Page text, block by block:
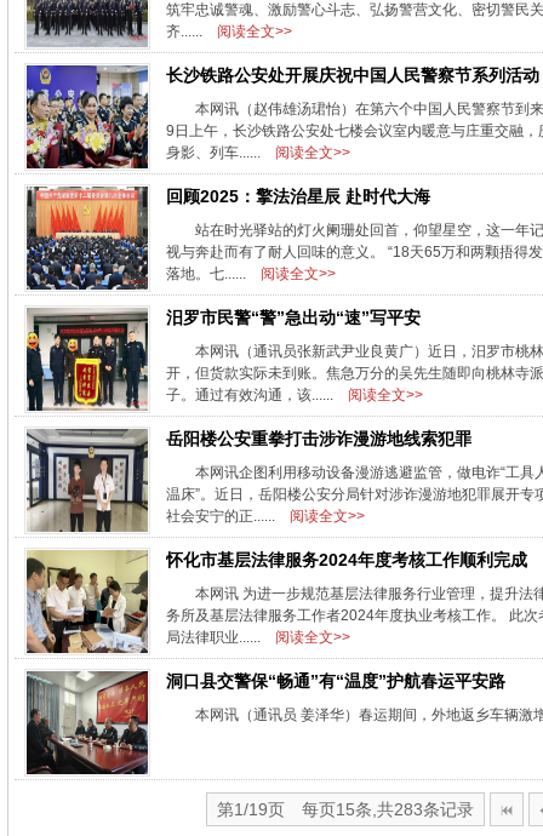
筑牢忠诚警魂、激励警心斗志、弘扬警营文化、密切警民
齐......
阅读全文>>
长沙铁路公安处开展庆祝中国人民警察节系列活动
本网讯（赵伟雄汤珺怡）在第六个中国人民警察节到
9日上午，长沙铁路公安处七楼会议室内暖意与庄重交融
身影、列车......
阅读全文>>
回顾2025：擎法治星辰 赴时代大海
站在时光驿站的灯火阑珊处回首，仰望星空，这一年
视与奔赴而有了耐人回味的意义。 “18天65万和两颗捂得
落地。七......
阅读全文>>
汨罗市民警“警”急出动“速”写平安
本网讯（通讯员张新武尹业良黄广）近日，汨罗市桃
开，但货款实际未到账。焦急万分的吴先生随即向桃林寺
子。通过有效沟通，该......
阅读全文>>
岳阳楼公安重拳打击涉诈漫游地线索犯罪
本网讯企图利用移动设备漫游逃避监管，做电诈“工
温床”。近日，岳阳楼公安分局针对涉诈漫游地犯罪展开
社会安宁的正......
阅读全文>>
怀化市基层法律服务2024年度考核工作顺利完成
本网讯 为进一步规范基层法律服务行业管理，提升
务所及基层法律服务工作者2024年度执业考核工作。 此
局法律职业......
阅读全文>>
洞口县交警保“畅通”有“温度”护航春运平安路
本网讯（通讯员 姜泽华）春运期间，外地返乡车辆
第1/19页 每页15条,共283条记录